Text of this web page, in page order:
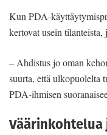
Kun PDA-
kertovat usein
– Ahdistus jo oman
suurta, että ulkopuolelta
PDA-ihmisen